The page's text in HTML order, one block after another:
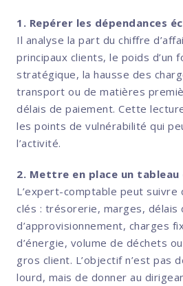
1. Repérer les dépendances
Il analyse la part du chiffre
principaux clients, le poids d’un
stratégique, la hausse des
transport ou de matières
délais de paiement. Cette
les points de vulnérabilité qui
l’activité.
2. Mettre en place un tableau
L’expert-comptable peut suivre
clés : trésorerie, marges, délais
d’approvisionnement, charges
d’énergie, volume de déchets
gros client. L’objectif n’est pas
lourd, mais de donner au